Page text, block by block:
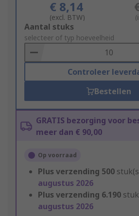
€ 8,14
(excl. BTW)
Add
to
Basket
Aantal stuks
selecteer of typ hoeveelheid
Controleer
Bestellen
GRATIS bezorging voor
meer dan € 90,00
Op voorraad
Plus verzending 500
augustus 2026
Plus verzending 6.190
augustus 2026